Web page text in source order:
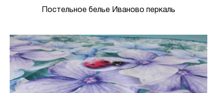
Постельное белье Иваново перкаль